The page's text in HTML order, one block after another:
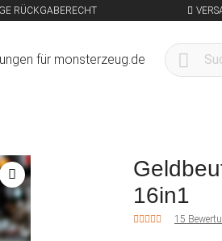
RÜCKGABERECHT
16in1
15